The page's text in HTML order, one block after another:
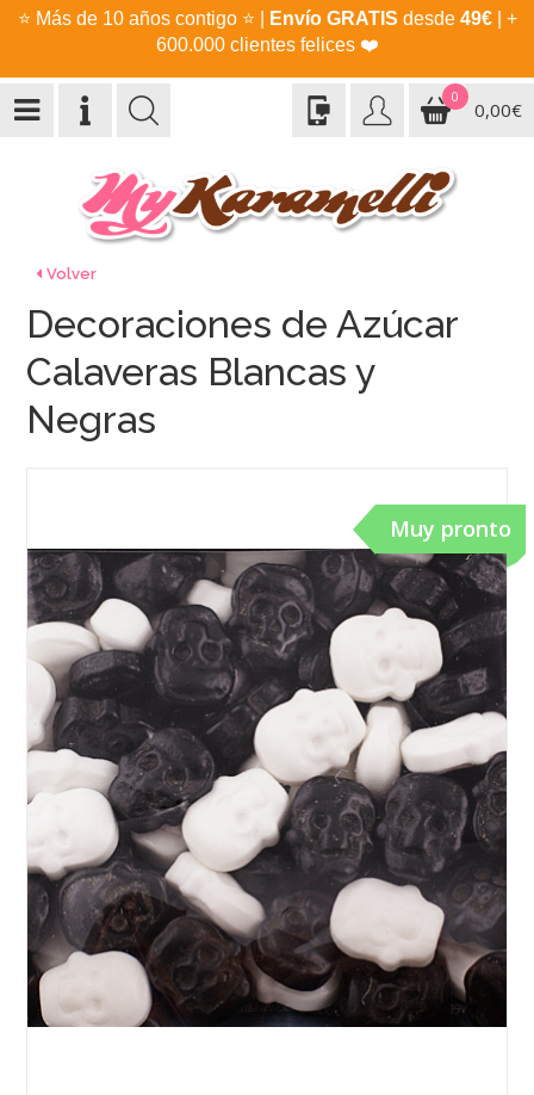
⭐ Más de 10 años contigo ⭐ Envío GRATIS desde 49€| +
600.000 clientes felices ❤️
0
0,00€
Volver
Muy pronto
Decoraciones de Azúcar
Calaveras Blancas y
Negras